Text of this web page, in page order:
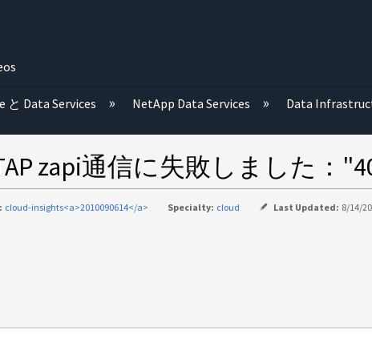
む
と Data Services NetApp Data Services Data
zapi通信に失敗しました：
cloud-insights<a>2010090614</a> Specialty: cloud Last Updated: 8/14/